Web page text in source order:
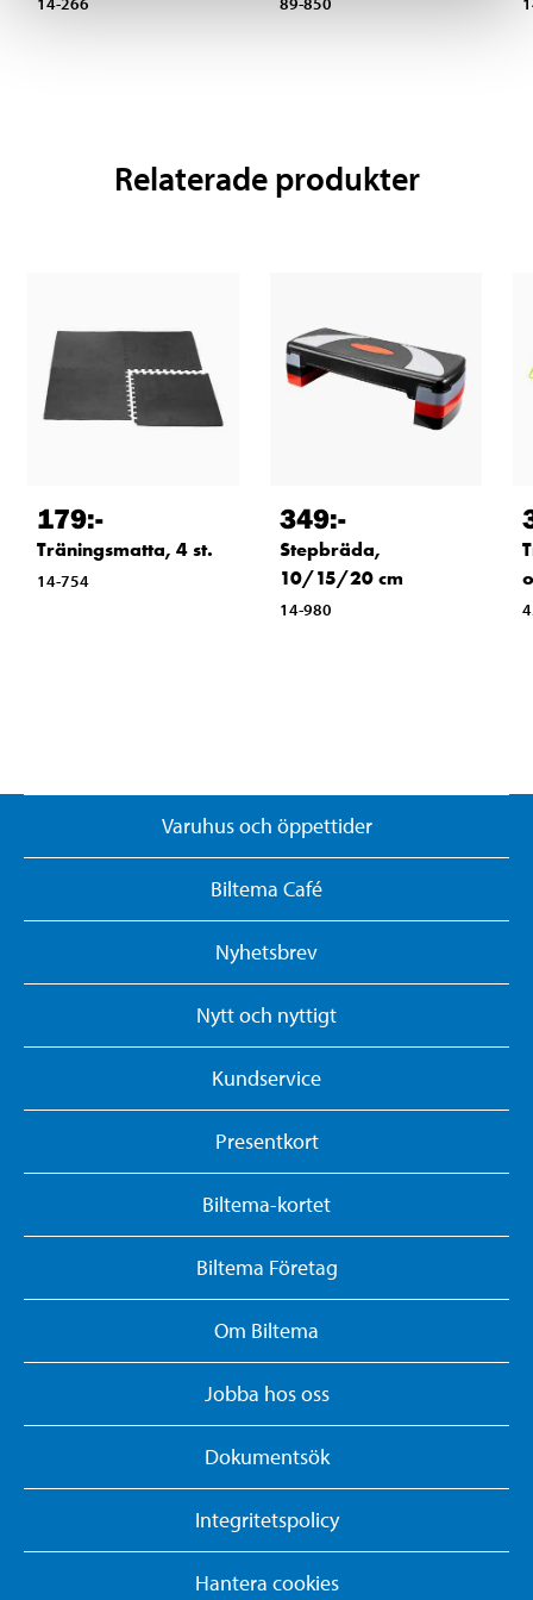
Relaterade produkter
179:-
Träningsmatta, 4 st.
14-754
349:-
Stepbräda,
10/15/20 cm
14-980
Varuhus och öppettider
Biltema Café
Nyhetsbrev
Nytt och nyttigt
Kundservice
Presentkort
Biltema-kortet
Biltema Företag
Om Biltema
Jobba hos oss
Dokumentsök
Integritetspolicy
Hantera cookies